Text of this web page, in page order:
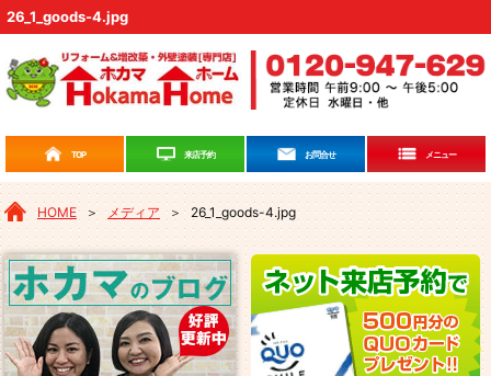
26_1_goods-4.jpg
TOP 来店予約 お問合せ メニュー
HOME ＞ メディア ＞ 26_1_goods-4.jpg